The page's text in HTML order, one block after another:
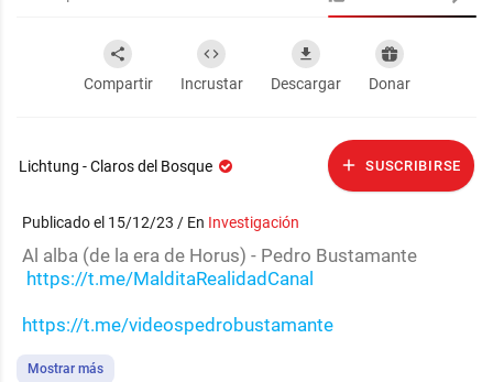
Compartir Incrustar Descargar Donar
Lichtung - Claros del Bosque SUSCRIBIRSE
Publicado el 15/12/23 / En Investigación
⁣Al alba (de la era de Horus) - Pedro Bustamante
https://t.me/MalditaRealidadCanal
https://t.me/videospedrobustamante
Mostrar más